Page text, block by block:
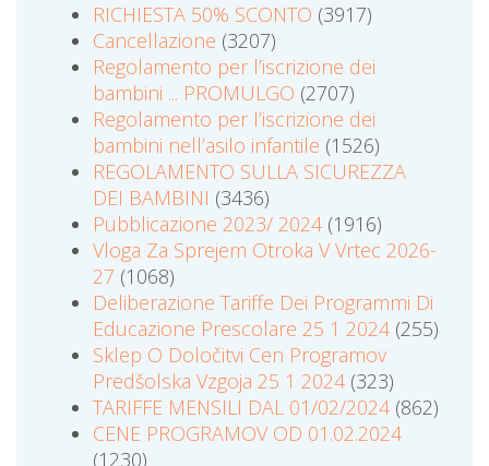
RICHIESTA 50% SCONTO (3917)
Cancellazione (3207)
Regolamento per l’iscrizione dei
bambini ... PROMULGO (2707)
Regolamento per l’iscrizione dei
bambini nell’asilo infantile (1526)
REGOLAMENTO SULLA SICUREZZA
DEI BAMBINI (3436)
Pubblicazione 2023/ 2024(1916)
Vloga Za Sprejem Otroka V Vrtec 2026-
27 (1068)
Deliberazione Tariffe Dei Programmi Di
Educazione Prescolare 25 1 2024(255)
Sklep O Določitvi Cen Programov
Predšolska Vzgoja 25 1 2024(323)
TARIFFE MENSILI DAL 01/02/2024(862)
CENE PROGRAMOV OD 01.02.2024
(1230)